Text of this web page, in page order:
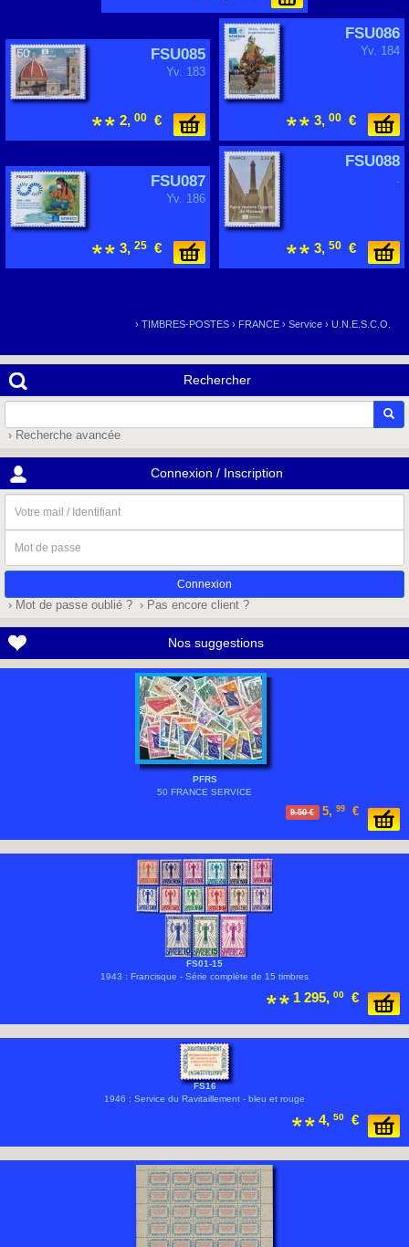
FSU085
Yv. 183
2, 00 €
FSU086
Yv. 184
3, 00 €
FSU087
Yv. 186
3, 25 €
FSU088
.
3, 50 €
› TIMBRES-POSTES › FRANCE › Service › U.N.E.S.C.O.
Rechercher
› Recherche avancée
Connexion / Inscription
mail
/
Identifiant
de
passe
› Mot de passe oublié ? › Pas encore client ?
Nos suggestions
PFRS
50 FRANCE SERVICE
9.50 €
5, 99 €
FS01-15
1943 : Francisque - Série complète de 15 timbres
1 295, 00 €
FS16
1946 : Service du Ravitaillement - bleu et rouge
4, 50 €